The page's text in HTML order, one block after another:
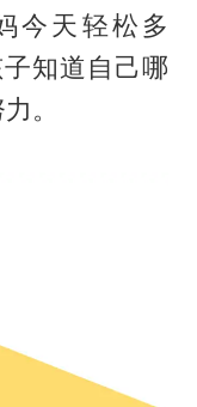
今天轻松多
知道自己哪
。